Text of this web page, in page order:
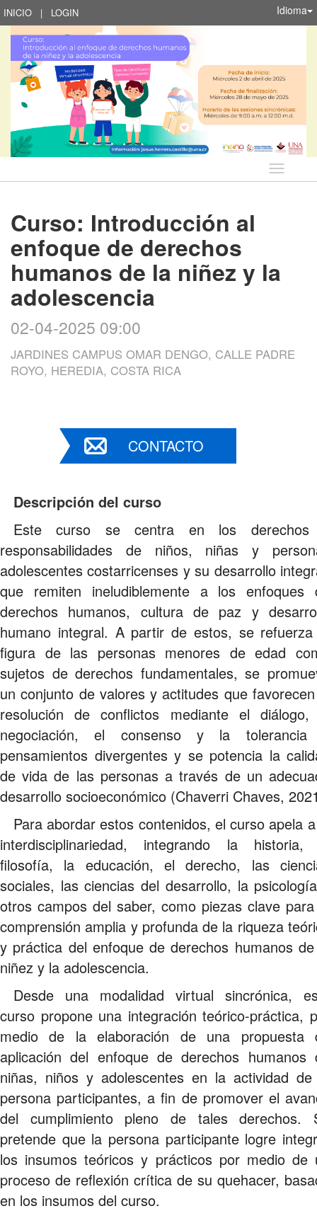
INICIO | LOGIN Idioma
Idioma
Curso: Introducción al
enfoque de derechos
humanos de la niñez y la
adolescencia
02-04-2025 09:00
JARDINES CAMPUS OMAR DENGO, CALLE PADRE
ROYO, HEREDIA, COSTA RICA
CONTACTO
Descripción del curso
Este curso se centra en los
responsabilidades de niños, niñas y
adolescentes costarricenses y su desarrollo
que remiten ineludiblemente a los enfoques
derechos humanos, cultura de paz y
humano integral. A partir de estos, se
figura de las personas menores de edad
sujetos de derechos fundamentales, se
un conjunto de valores y actitudes que
resolución de conflictos mediante el
negociación, el consenso y la
pensamientos divergentes y se potencia la
de vida de las personas a través de un
desarrollo socioeconómico (Chaverri Chaves,
Para abordar estos contenidos, el curso apela
interdisciplinariedad, integrando la historia,
filosofía, la educación, el derecho, las
sociales, las ciencias del desarrollo, la
otros campos del saber, como piezas clave
comprensión amplia y profunda de la riqueza
y práctica del enfoque de derechos humanos
niñez y la adolescencia.
Desde una modalidad virtual sincrónica,
curso propone una integración teórico-práctica,
medio de la elaboración de una propuesta
aplicación del enfoque de derechos humanos
niñas, niños y adolescentes en la actividad
persona participantes, a fin de promover el
del cumplimiento pleno de tales derechos.
pretende que la persona participante logre
los insumos teóricos y prácticos por medio de
proceso de reflexión crítica de su quehacer,
en los insumos del curso.